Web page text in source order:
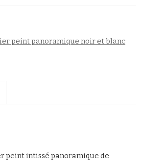
peint panoramique noir et blanc
peint intissé panoramique de